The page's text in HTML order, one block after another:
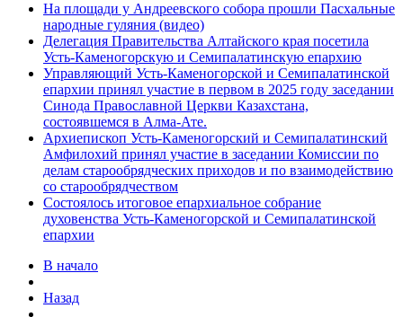
На площади у Андреевского собора прошли Пасхальные
народные гуляния (видео)
Делегация Правительства Алтайского края посетила
Усть‑Каменогорскую и Семипалатинскую епархию
Управляющий Усть-Каменогорской и Семипалатинской
епархии принял участие в первом в 2025 году заседании
Синода Православной Церкви Казахстана,
состоявшемся в Алма-Ате.
Архиепископ Усть-Каменогорский и Семипалатинский
Амфилохий принял участие в заседании Комиссии по
делам старообрядческих приходов и по взаимодействию
со старообрядчеством
Состоялось итоговое епархиальное собрание
духовенства Усть-Каменогорской и Семипалатинской
епархии
В начало
Назад